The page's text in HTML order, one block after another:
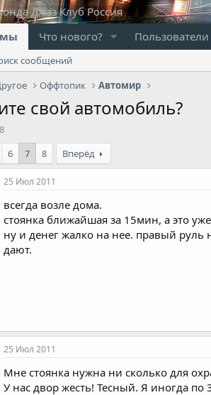
Что нового? Пользователи
сообщений
Оффтопик Автомир
свой автомобиль?
6 7 8 Вперёд
25 Июл 2011
всегда возле дома.
стоянка ближайшая за 15мин, а это
ну и денег жалко на нее. правый
дают.
25 Июл 2011
Мне стоянка нужна ни сколько для
У нас двор жесть! Тесный. Я иногда по